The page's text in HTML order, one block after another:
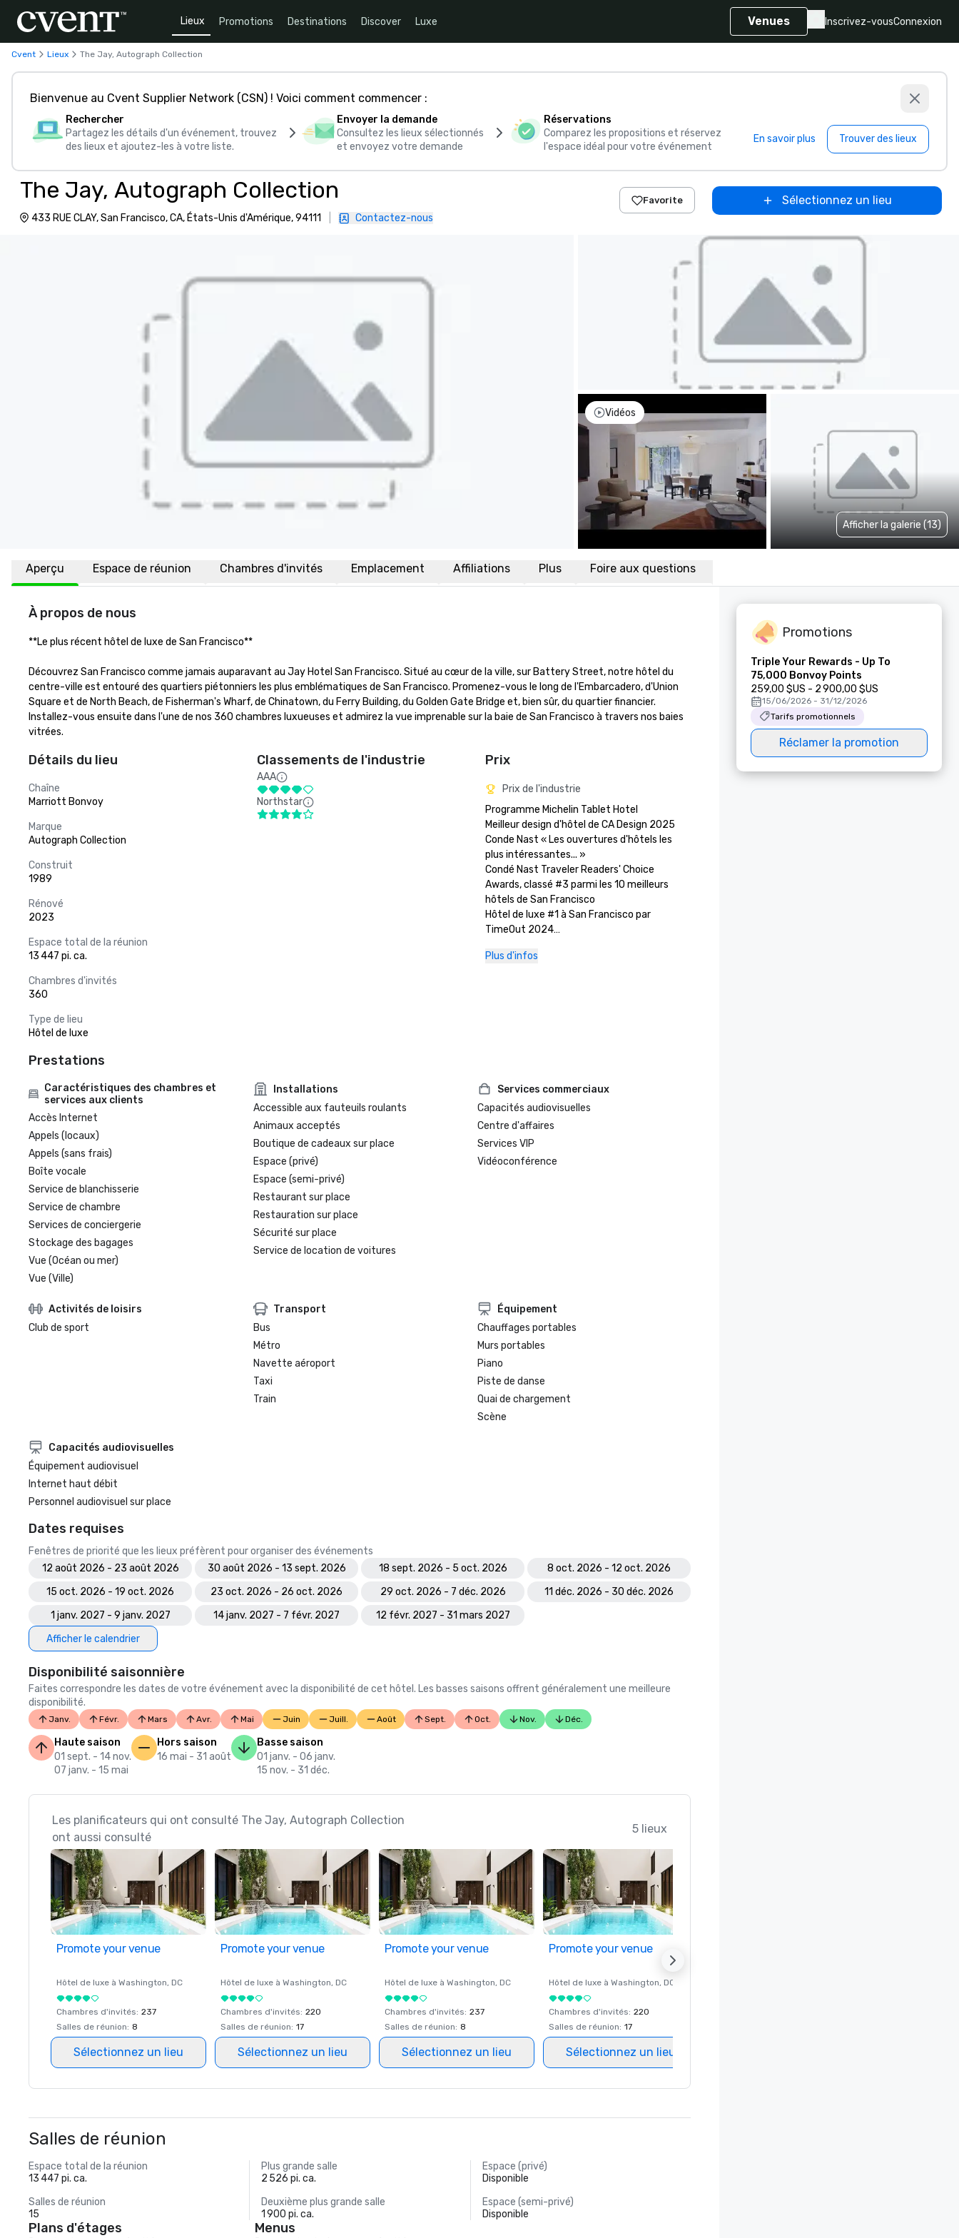
Lieux Promotions Destinations Discover Luxe Venues Inscrivez-vousConnexion
Cvent Lieux The Jay, Autograph Collection
Bienvenue au Cvent Supplier Network (CSN) ! Voici comment commencer :
Rechercher
Partagez les détails d'un événement, trouvez
des lieux et ajoutez-les à votre liste.
Envoyer la demande
Consultez les lieux sélectionnés
et envoyez votre demande
Réservations
Comparez les propositions et réservez
l'espace idéal pour votre événement
En savoir plus Trouver des lieux
The Jay, Autograph Collection
433 RUE CLAY, San Francisco, CA, États-Unis d'Amérique, 94111 Contactez-nous
Favorite Sélectionnez un lieu
Vidéos
Afficher la galerie (13)
Aperçu Espace de réunion Chambres d'invités Emplacement Affiliations Plus Foire aux questions
À propos de nous
**Le plus récent hôtel de luxe de San Francisco**
Découvrez San Francisco comme jamais auparavant au Jay Hotel San Francisco. Situé au cœur de la ville, sur Battery Street, notre hôtel du
centre-ville est entouré des quartiers piétonniers les plus emblématiques de San Francisco. Promenez-vous le long de l'Embarcadero, d'Union
Square et de North Beach, de Fisherman's Wharf, de Chinatown, du Ferry Building, du Golden Gate Bridge et, bien sûr, du quartier financier.
Installez-vous ensuite dans l'une de nos 360 chambres luxueuses et admirez la vue imprenable sur la baie de San Francisco à travers nos baies
vitrées.
Détails du lieu
Chaîne
Marriott Bonvoy
Marque
Autograph Collection
Construit
1989
Rénové
2023
Espace total de la réunion
13 447 pi. ca.
Chambres d'invités
360
Type de lieu
Hôtel de luxe
Classements de l'industrie
AAA
Northstar
Prix
Prix de l'industrie
Programme Michelin Tablet Hotel
Meilleur design d'hôtel de CA Design 2025
Conde Nast « Les ouvertures d'hôtels les
plus intéressantes... »
Condé Nast Traveler Readers' Choice
Awards, classé #3 parmi les 10 meilleurs
hôtels de San Francisco
Hôtel de luxe #1 à San Francisco par
TimeOut 2024
Plus d'infos
Prestations
Caractéristiques des chambres et
services aux clients
Accès Internet
Appels (locaux)
Appels (sans frais)
Boîte vocale
Service de blanchisserie
Service de chambre
Services de conciergerie
Stockage des bagages
Vue (Océan ou mer)
Vue (Ville)
Installations
Accessible aux fauteuils roulants
Animaux acceptés
Boutique de cadeaux sur place
Espace (privé)
Espace (semi-privé)
Restaurant sur place
Restauration sur place
Sécurité sur place
Service de location de voitures
Services commerciaux
Capacités audiovisuelles
Centre d'affaires
Services VIP
Vidéoconférence
Activités de loisirs
Club de sport
Transport
Bus
Métro
Navette aéroport
Taxi
Train
Équipement
Chauffages portables
Murs portables
Piano
Piste de danse
Quai de chargement
Scène
Capacités audiovisuelles
Équipement audiovisuel
Internet haut débit
Personnel audiovisuel sur place
Dates requises
Fenêtres de priorité que les lieux préfèrent pour organiser des événements
12 août 2026 - 23 août 2026
30 août 2026 - 13 sept. 2026 18 sept. 2026 - 5 oct. 2026
8 oct. 2026 - 12 oct. 2026
15 oct. 2026 - 19 oct. 2026
23 oct. 2026 - 26 oct. 2026 29 oct. 2026 - 7 déc. 2026
11 déc. 2026 - 30 déc. 2026
1 janv. 2027 - 9 janv. 2027
14 janv. 2027 - 7 févr. 2027
12 févr. 2027 - 31 mars 2027
Afficher le calendrier
Disponibilité saisonnière
Faites correspondre les dates de votre événement avec la disponibilité de cet hôtel. Les basses saisons offrent généralement une meilleure
disponibilité.
Janv. Févr. Mars Avr. Mai Juin Juill. Août Sept. Oct. Nov. Déc.
Haute saison
01 sept. - 14 nov.
07 janv. - 15 mai
Hors saison
16 mai - 31 août
Basse saison
01 janv. - 06 janv.
15 nov. - 31 déc.
Les planificateurs qui ont consulté The Jay, Autograph Collection
ont aussi consulté
5 lieux
Promote your venue
Hôtel de luxe à Washington, DC
Chambres d'invités: 237
Salles de réunion: 8
Sélectionnez un lieu
Promote your venue
Hôtel de luxe à Washington, DC
Chambres d'invités: 220
Salles de réunion: 17
Sélectionnez un lieu
Promote your venue
Hôtel de luxe à Washington, DC
Chambres d'invités: 237
Salles de réunion: 8
Sélectionnez un lieu
Promote your venue
Hôtel de luxe à Washington, DC
Chambres d'invités: 220
Salles de réunion: 17
Sélectionnez un lieu
Salles de réunion
Espace total de la réunion
13 447 pi. ca.
Plus grande salle
2 526 pi. ca.
Espace (privé)
Disponible
Salles de réunion
15
Deuxième plus grande salle
1 900 pi. ca.
Espace (semi-privé)
Disponible
Plans d'étages Menus
Promotions
Triple Your Rewards - Up To
75,000 Bonvoy Points
259,00 $US - 2 900,00 $US
15/06/2026 - 31/12/2026
Tarifs promotionnels
Réclamer la promotion